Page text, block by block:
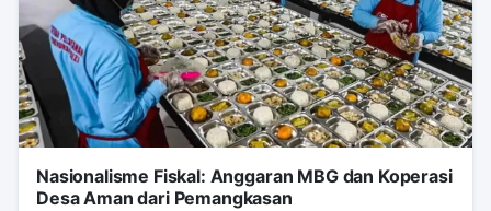
Nasionalisme Fiskal: Anggaran MBG dan Koperasi
Desa Aman dari Pemangkasan